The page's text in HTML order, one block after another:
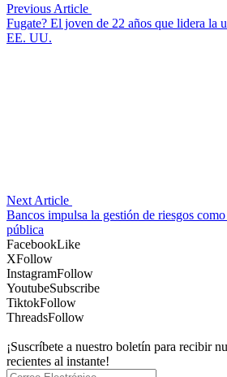
Previous Article
Fugate? El joven de 22 años que lidera la
EE. UU.
Next Article
Bancos impulsa la gestión de riesgos
pública
FacebookLike
XFollow
InstagramFollow
YoutubeSubscribe
TiktokFollow
ThreadsFollow
¡Suscríbete a nuestro boletín para recibir
recientes al instante!